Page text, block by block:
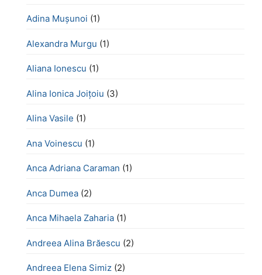
Adina Mușunoi (1)
Alexandra Murgu (1)
Aliana Ionescu (1)
Alina Ionica Joițoiu (3)
Alina Vasile (1)
Ana Voinescu (1)
Anca Adriana Caraman (1)
Anca Dumea (2)
Anca Mihaela Zaharia (1)
Andreea Alina Brăescu (2)
Andreea Elena Simiz (2)